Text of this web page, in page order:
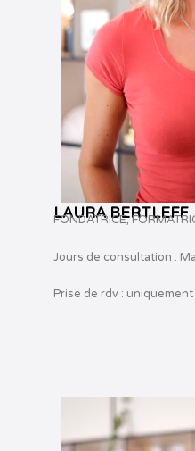
LAURA BERTLEFF
FONDATRICE,
Jours de consultation :
Prise de rdv : uniquement